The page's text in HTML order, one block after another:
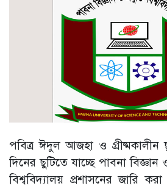
পবিত্র ঈদুল আজহা ও গ্রীষ্মকালীন
দিনের ছুটিতে যাচ্ছে পাবনা বিজ্ঞান
বিশ্ববিদ্যালয় প্রশাসনের জারি